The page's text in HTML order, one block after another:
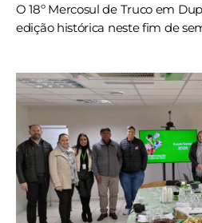
O 18º Mercosul de Truco em
edição histórica neste fim de